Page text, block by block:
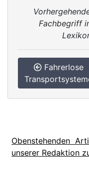
Fachbegriff
Fahrerlose
Obenstehenden
unserer Redaktion